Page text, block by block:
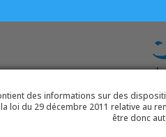
ACCUEIL PRODUITS
des informations sur des
loi du 29 décembre 2011 relative au
être donc